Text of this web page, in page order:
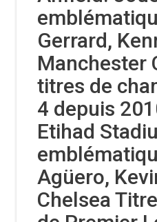
Gerrard,
Manchester
titres de
4 depuis
Etihad
Agüero,
Chelsea